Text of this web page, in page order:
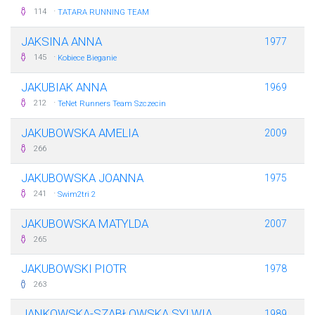
114 · TATARA RUNNING TEAM
JAKSINA ANNA
145 · Kobiece Bieganie
1977
JAKUBIAK ANNA
212 · TeNet Runners Team Szczecin
1969
JAKUBOWSKA AMELIA
266
2009
JAKUBOWSKA JOANNA
241 · Swim2tri 2
1975
JAKUBOWSKA MATYLDA
265
2007
JAKUBOWSKI PIOTR
263
1978